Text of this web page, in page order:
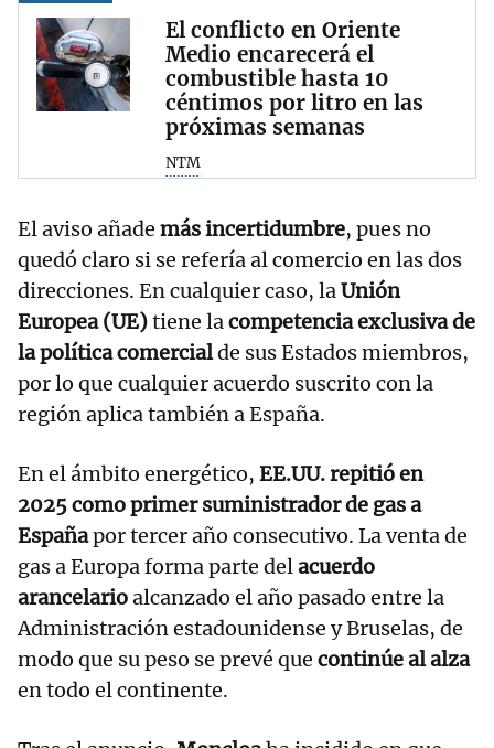
El conflicto en Oriente
Medio encarecerá el
combustible hasta 10
céntimos por litro en las
próximas semanas
NTM
El aviso añade más incertidumbre, pues no
quedó claro si se refería al comercio en las dos
direcciones. En cualquier caso, laUnión
Europea (UE)tiene lacompetencia exclusiva de
la política comercialde sus Estados miembros,
por lo que cualquier acuerdo suscrito con la
región aplica también a España.
En el ámbito energético, EE.UU. repitió en
2025 como primer suministrador de gas a
Españapor tercer año consecutivo. La venta de
gas a Europa forma parte delacuerdo
arancelarioalcanzado el año pasado entre la
Administración estadounidense y Bruselas, de
modo que su peso se prevé que continúe al alza
en todo el continente.